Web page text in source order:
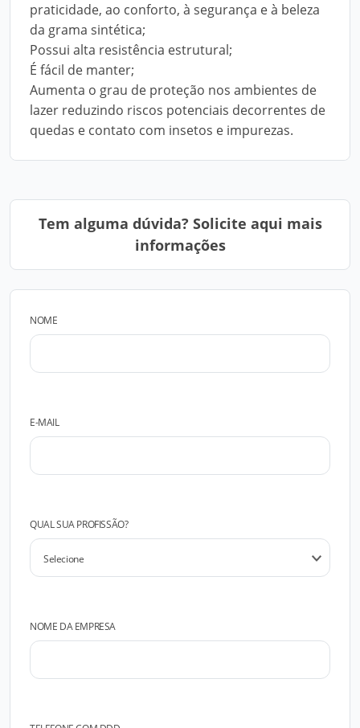
praticidade, ao conforto, à segurança e à beleza
da grama sintética;
Possui alta resistência estrutural;
É fácil de manter;
Aumenta o grau de proteção nos ambientes de
lazer reduzindo riscos potenciais decorrentes de
quedas e contato com insetos e impurezas.
Tem alguma dúvida? Solicite aqui mais
informações
NOME
E-MAIL
QUAL SUA PROFISSÃO?
NOME DA EMPRESA